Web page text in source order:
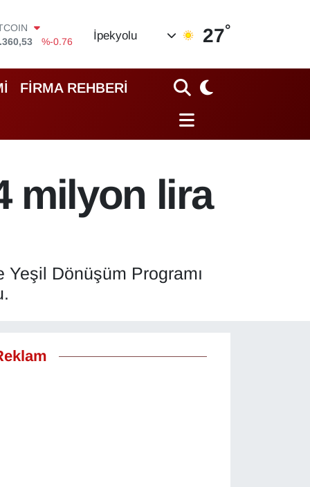
%0.16
%-0.02
İpekyolu 27°
FİRMA REHBERİ
milyon lira
Yeşil Dönüşüm Programı